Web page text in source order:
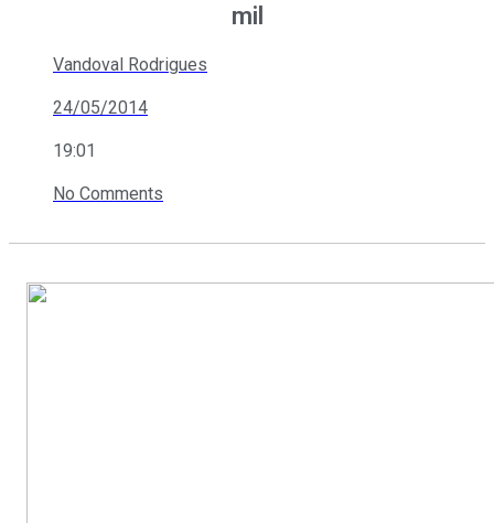
mil
Vandoval Rodrigues
24/05/2014
19:01
No Comments